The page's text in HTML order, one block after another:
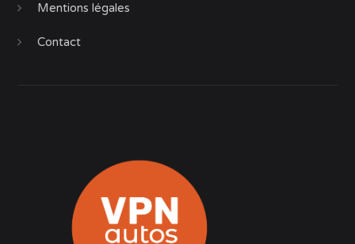
Mentions légales
Contact